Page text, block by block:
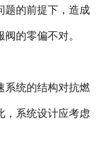
的前提下，造成
的零偏不对。
统的结构对抗燃
，系统设计应考虑